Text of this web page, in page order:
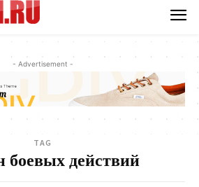
- Advertisement -
TAG
боевых действий